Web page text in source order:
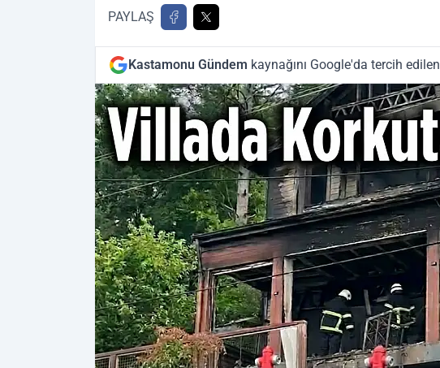
PAYLAŞ
Kastamonu Gündem kaynağını Google'da tercih